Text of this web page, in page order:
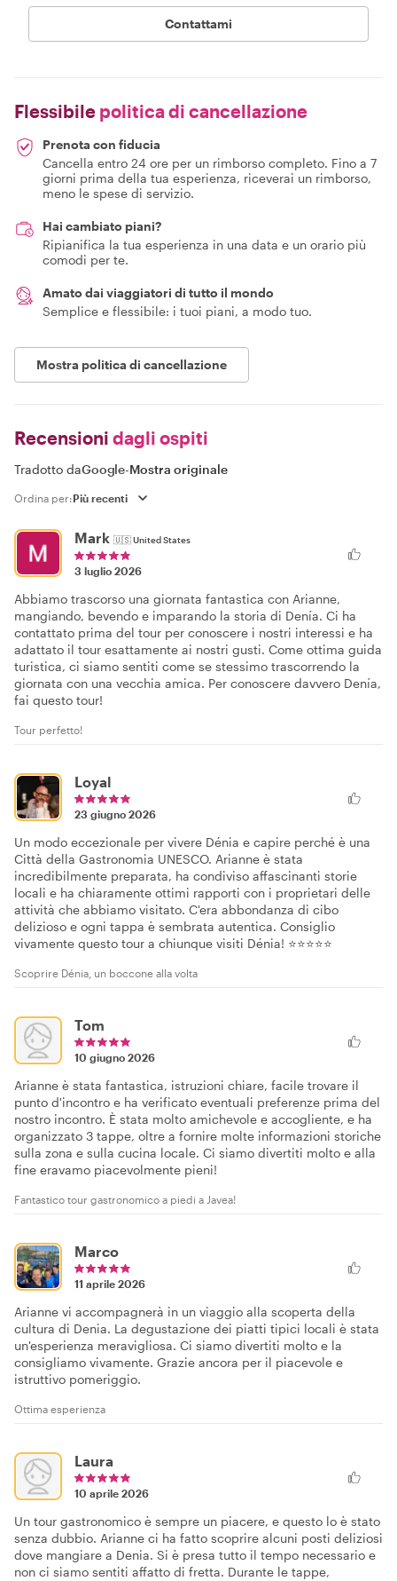
Contattami
Flessibile politica di cancellazione
Prenota con fiducia
Cancella entro 24 ore per un rimborso completo. Fino a 7
giorni prima della tua esperienza, riceverai un rimborso,
meno le spese di servizio.
Hai cambiato piani?
Ripianifica la tua esperienza in una data e un orario più
comodi per te.
Amato dai viaggiatori di tutto il mondo
Semplice e flessibile: i tuoi piani, a modo tuo.
Mostra politica di cancellazione
Recensioni dagli ospiti
Tradotto daGoogle-Mostra originale
Ordina per:
Mark 🇺🇸United States
3 luglio 2026
Abbiamo trascorso una giornata fantastica con Arianne,
mangiando, bevendo e imparando la storia di Denía. Ci ha
contattato prima del tour per conoscere i nostri interessi e ha
adattato il tour esattamente ai nostri gusti. Come ottima guida
turistica, ci siamo sentiti come se stessimo trascorrendo la
giornata con una vecchia amica. Per conoscere davvero Denía,
fai questo tour!
Tour perfetto!
Loyal
23 giugno 2026
Un modo eccezionale per vivere Dénia e capire perché è una
Città della Gastronomia UNESCO. Arianne è stata
incredibilmente preparata, ha condiviso affascinanti storie
locali e ha chiaramente ottimi rapporti con i proprietari delle
attività che abbiamo visitato. C'era abbondanza di cibo
delizioso e ogni tappa è sembrata autentica. Consiglio
vivamente questo tour a chiunque visiti Dénia! ⭐⭐⭐⭐⭐
Scoprire Dénia, un boccone alla volta
Tom
10 giugno 2026
Arianne è stata fantastica, istruzioni chiare, facile trovare il
punto d'incontro e ha verificato eventuali preferenze prima del
nostro incontro. È stata molto amichevole e accogliente, e ha
organizzato 3 tappe, oltre a fornire molte informazioni storiche
sulla zona e sulla cucina locale. Ci siamo divertiti molto e alla
fine eravamo piacevolmente pieni!
Fantastico tour gastronomico a piedi a Javea!
Marco
11 aprile 2026
Arianne vi accompagnerà in un viaggio alla scoperta della
cultura di Denia. La degustazione dei piatti tipici locali è stata
un'esperienza meravigliosa. Ci siamo divertiti molto e la
consigliamo vivamente. Grazie ancora per il piacevole e
istruttivo pomeriggio.
Ottima esperienza
Laura
10 aprile 2026
Un tour gastronomico è sempre un piacere, e questo lo è stato
senza dubbio. Arianne ci ha fatto scoprire alcuni posti deliziosi
dove mangiare a Denia. Si è presa tutto il tempo necessario e
non ci siamo sentiti affatto di fretta. Durante le tappe,